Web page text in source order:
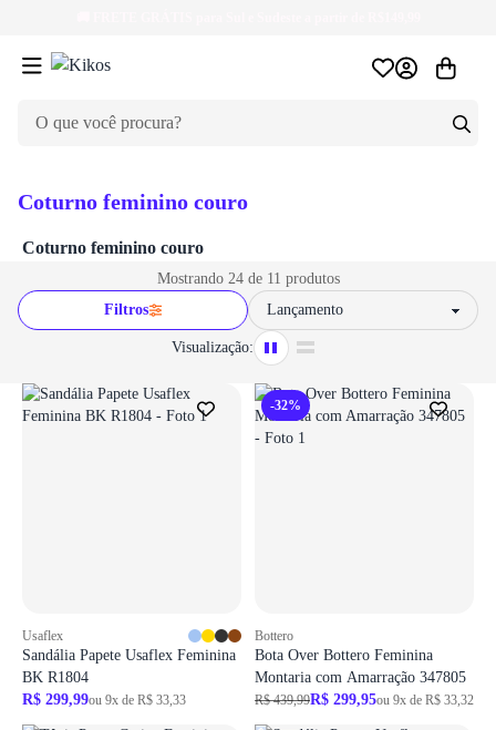
Coturno feminino couro
Coturno feminino couro
Mostrando 24 de 11 produtos
Filtros
Sort by
Visualização:
Usaflex
Sandália Papete Usaflex Feminina
BK R1804
R$ 299,99ou 9x de R$ 33,33
-32%
Bottero
Bota Over Bottero Feminina
Montaria com Amarração 347805
R$ 439,99R$ 299,95ou 9x de R$ 33,32
Faça o login para adicionar o produto aos favoritos